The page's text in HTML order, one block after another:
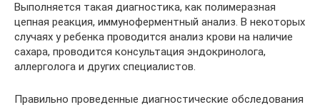
Выполняется такая диагностика, как полимеразная
цепная реакция, иммуноферментный анализ. В некоторых
случаях у ребенка проводится анализ крови на наличие
сахара, проводится консультация эндокринолога,
аллерголога и других специалистов.
Правильно проведенные диагностические обследования